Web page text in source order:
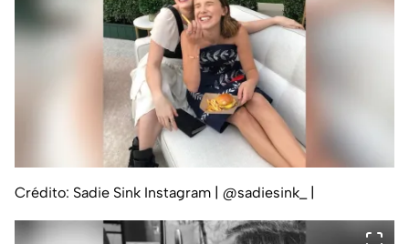
Crédito: Sadie Sink Instagram | @sadiesink_